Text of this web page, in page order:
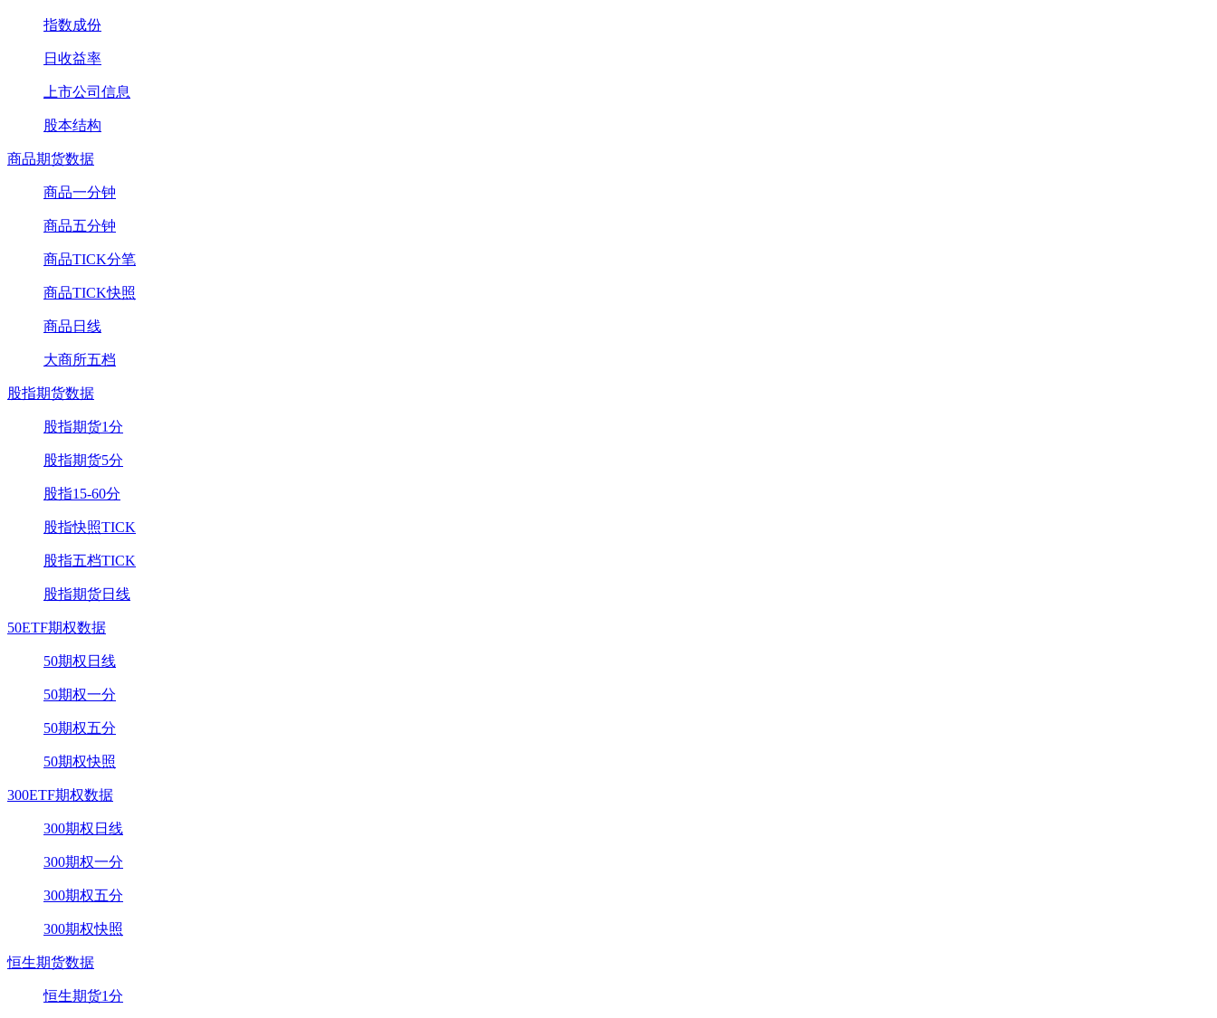
指数成份
日收益率
上市公司信息
股本结构
商品期货数据
商品一分钟
商品五分钟
商品TICK分笔
商品TICK快照
商品日线
大商所五档
股指期货数据
股指期货1分
股指期货5分
股指15-60分
股指快照TICK
股指五档TICK
股指期货日线
50ETF期权数据
50期权日线
50期权一分
50期权五分
50期权快照
300ETF期权数据
300期权日线
300期权一分
300期权五分
300期权快照
恒生期货数据
恒生期货1分